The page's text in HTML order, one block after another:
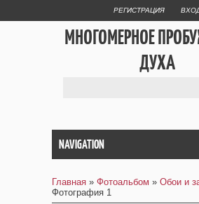
РЕГИСТРАЦИЯ
МНОГОМЕРНОЕ
ДУХА
NAVIGATION
Главная » Фотоальбом » Обои и
Фотография 1